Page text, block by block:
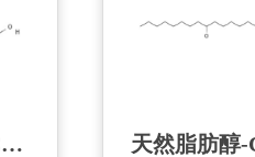
天然脂肪醇-C10醇